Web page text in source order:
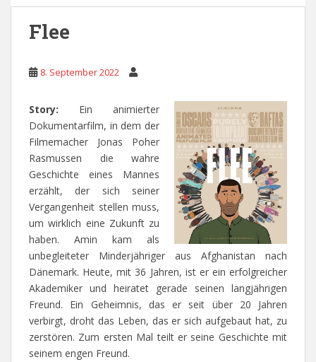
Flee
8. September 2022
Story: Ein animierter
Dokumentarfilm, in dem der
Filmemacher Jonas Poher
Rasmussen die wahre
Geschichte eines Mannes
erzählt, der sich seiner
Vergangenheit stellen muss,
um wirklich eine Zukunft zu
haben. Amin kam als
unbegleiteter Minderjähriger aus Afghanistan nach
Dänemark. Heute, mit 36 Jahren, ist er ein erfolgreicher
Akademiker und heiratet gerade seinen langjährigen
Freund. Ein Geheimnis, das er seit über 20 Jahren
verbirgt, droht das Leben, das er sich aufgebaut hat, zu
zerstören. Zum ersten Mal teilt er seine Geschichte mit
seinem engen Freund.